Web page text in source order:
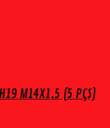
M14X1,5 (5 PÇS)